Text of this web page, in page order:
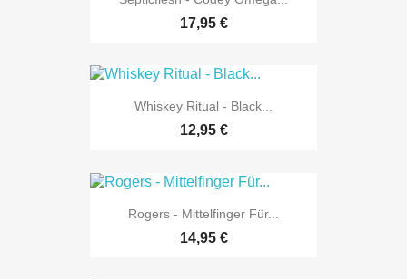
17,95 €
Whiskey Ritual - Black...
12,95 €
Rogers - Mittelfinger Für...
14,95 €